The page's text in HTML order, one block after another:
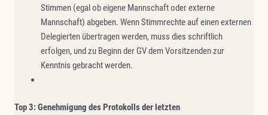
Stimmen (egal ob eigene Mannschaft oder externe
Mannschaft) abgeben. Wenn Stimmrechte auf einen externen
Delegierten übertragen werden, muss dies schriftlich
erfolgen, und zu Beginn der GV dem Vorsitzenden zur
Kenntnis gebracht werden.
Top 3: Genehmigung des Protokolls der letzten